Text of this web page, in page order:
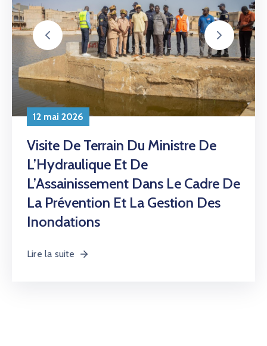
12 mai 2026
Visite De Terrain Du Ministre De
L’Hydraulique Et De
L’Assainissement Dans Le Cadre De
La Prévention Et La Gestion Des
Inondations
Lire la suite